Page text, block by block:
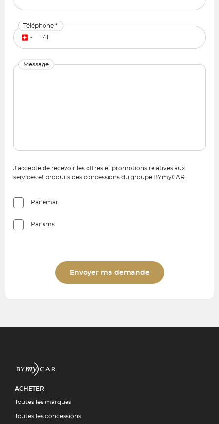
Téléphone *
Message
J’accepte de recevoir les offres et promotions relatives aux
services et produits des concessions du groupe BYmyCAR :
Par email
Par sms
Envoyer ma demande
ACHETER
Toutes les marques
Toutes les concessions